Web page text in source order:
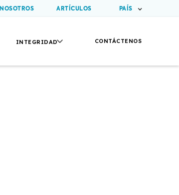
NOSOTROS ARTÍCULOS PAÍS
INTEGRIDAD CONTÁCTENOS